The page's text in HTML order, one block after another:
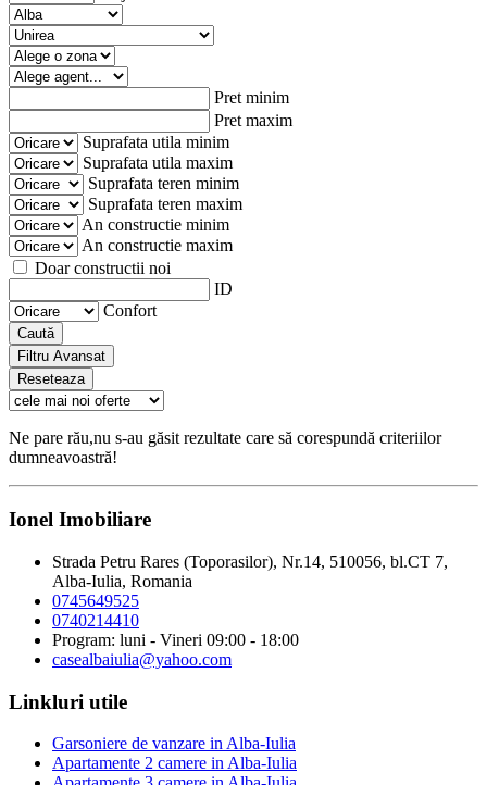
Pret minim
Pret maxim
Suprafata utila minim
Suprafata utila maxim
Suprafata teren minim
Suprafata teren maxim
An constructie minim
An constructie maxim
Doar constructii noi
ID
Confort
Caută
Filtru Avansat
Reseteaza
Ne pare rău,nu s-au găsit rezultate care să corespundă criteriilor
dumneavoastră!
Ionel Imobiliare
Strada Petru Rares (Toporasilor), Nr.14, 510056, bl.CT 7,
Alba-Iulia, Romania
0745649525
0740214410
Program: luni - Vineri 09:00 - 18:00
casealbaiulia@yahoo.com
Linkluri utile
Garsoniere de vanzare in Alba-Iulia
Apartamente 2 camere in Alba-Iulia